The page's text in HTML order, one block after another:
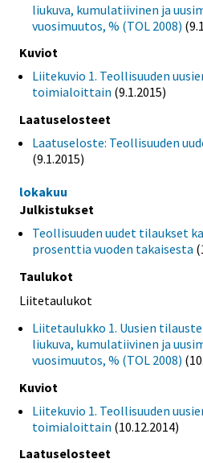
liukuva, kumulatiivinen ja
vuosimuutos, % (TOL 2008)
Kuviot
Liitekuvio 1. Teollisuuden
toimialoittain (9.1.2015)
Laatuselosteet
Laatuseloste: Teollisuuden
(9.1.2015)
lokakuu
Julkistukset
Teollisuuden uudet tilaukset
prosenttia vuoden takaisesta
Taulukot
Liitetaulukot
Liitetaulukko 1. Uusien
liukuva, kumulatiivinen ja
vuosimuutos, % (TOL 2008)
Kuviot
Liitekuvio 1. Teollisuuden
toimialoittain (10.12.2014)
Laatuselosteet